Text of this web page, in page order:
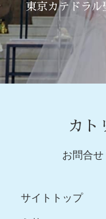
東京カテドラ
カト
お問合せ
サイトトップ